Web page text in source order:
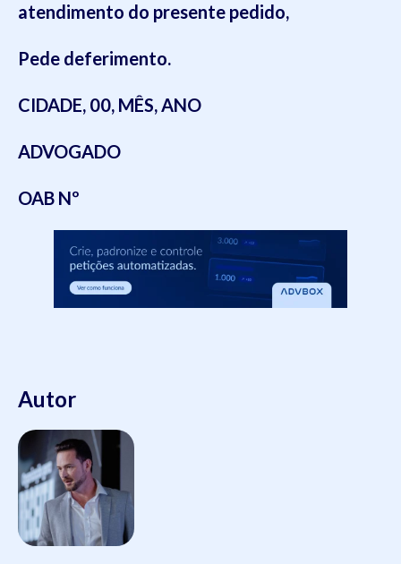
atendimento do presente pedido,
Pede deferimento.
CIDADE, 00, MÊS, ANO
ADVOGADO
OAB Nº
Autor